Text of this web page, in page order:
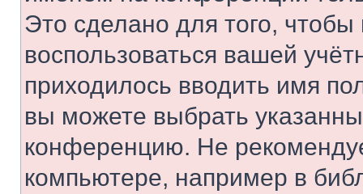
Это сделано для того, чтобы
воспользоваться вашей
приходилось вводить имя
вы можете выбрать
конференцию. Не
компьютере, например в